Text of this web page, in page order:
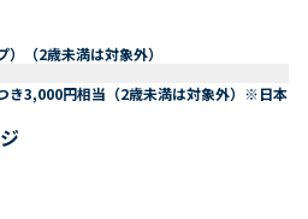
（2歳未満は対象外）
き3,000円相当（2歳未満は対象外）※日本